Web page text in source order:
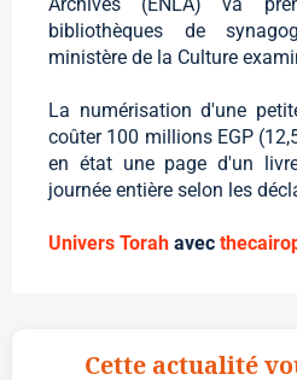
Archives (ENLA) va
bibliothèques de
ministère de la Culture
La numérisation d'une
coûter 100 millions EGP
en état une page d'un
journée entière selon les
Univers Torah avec
Cette actualité